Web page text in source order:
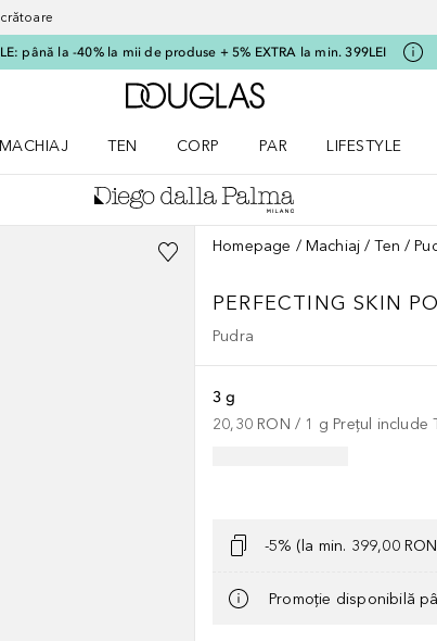
până la -40% la mii de produse + 5% EXTRA la min. 399LEI
Către pagina principală
MACHIAJ
TEN
CORP
PAR
LIFESTYLE
Homepage Machiaj Ten
PERFECTING SKIN
Pudra
3 g
20,30 RON / 1 g Prețul include
-5% (la min. 399,00
Promoție disponibilă